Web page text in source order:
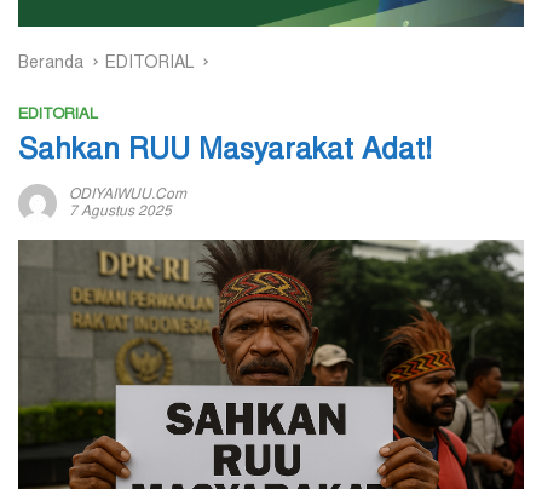
Beranda EDITORIAL
EDITORIAL
Sahkan RUU Masyarakat Adat!
ODIYAIWUU.com
7 Agustus 2025